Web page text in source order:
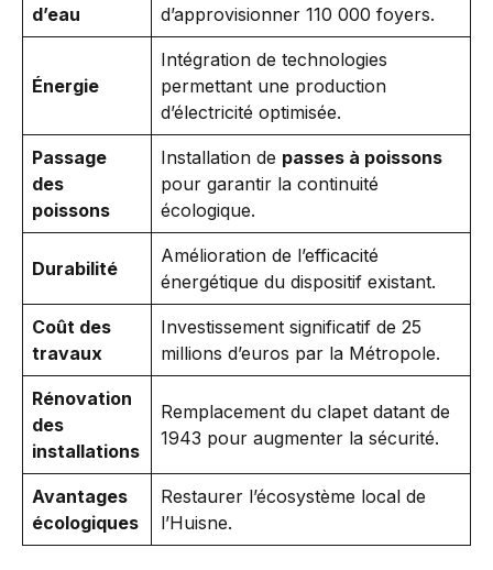
d’eau
d’approvisionner 110 000 foyers.
Énergie
Intégration de technologies
permettant une production
d’électricité optimisée.
Passage
des
poissons
Installation de passes à poissons
pour garantir la continuité
écologique.
Durabilité
Amélioration de l’efficacité
énergétique du dispositif existant.
Coût des
travaux
Investissement significatif de 25
millions d’euros par la Métropole.
Rénovation
des
installations
Remplacement du clapet datant de
1943 pour augmenter la sécurité.
Avantages
écologiques
Restaurer l’écosystème local de
l’Huisne.